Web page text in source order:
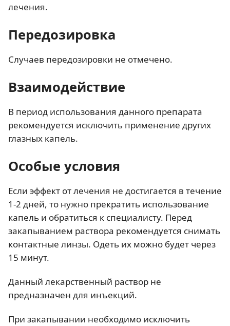
лечения.
Передозировка
Случаев передозировки не отмечено.
Взаимодействие
В период использования данного препарата
рекомендуется исключить применение других
глазных капель.
Особые условия
Если эффект от лечения не достигается в течение
1-2 дней, то нужно прекратить использование
капель и обратиться к специалисту. Перед
закапыванием раствора рекомендуется снимать
контактные линзы. Одеть их можно будет через
15 минут.
Данный лекарственный раствор не
предназначен для инъекций.
При закапывании необходимо исключить